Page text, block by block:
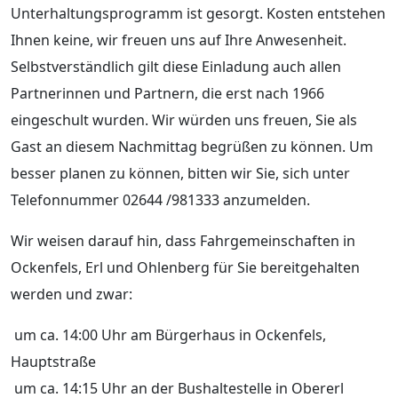
Unterhaltungsprogramm ist gesorgt. Kosten entstehen
Ihnen keine, wir freuen uns auf Ihre Anwesenheit.
Selbstverständlich gilt diese Einladung auch allen
Partnerinnen und Partnern, die erst nach 1966
eingeschult wurden. Wir würden uns freuen, Sie als
Gast an diesem Nachmittag begrüßen zu können. Um
besser planen zu können, bitten wir Sie, sich unter
Telefonnummer 02644 /981333 anzumelden.
Wir weisen darauf hin, dass Fahrgemeinschaften in
Ockenfels, Erl und Ohlenberg für Sie bereitgehalten
werden und zwar:
um ca. 14:00 Uhr am Bürgerhaus in Ockenfels,
Hauptstraße
um ca. 14:15 Uhr an der Bushaltestelle in Obererl